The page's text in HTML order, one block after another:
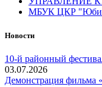
МБУК ЦКР
Новости
10-й районный
03.07.2026
Демонстрация фильма